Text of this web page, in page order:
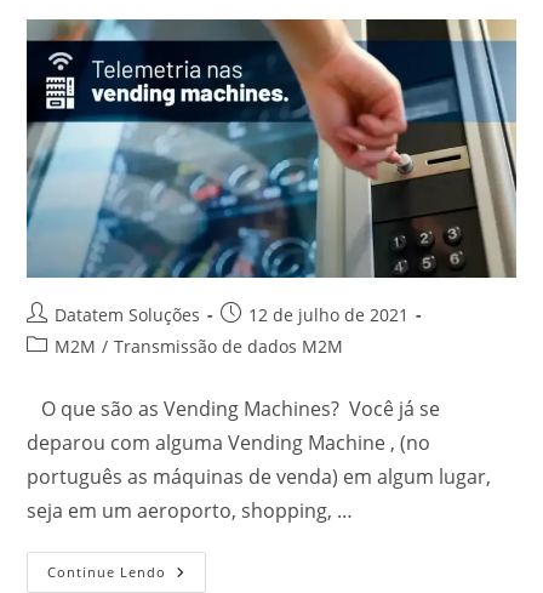
Datatem Soluções
12 de julho de 2021
M2M / Transmissão de dados M2M
O que são as Vending Machines? Você já se
deparou com alguma Vending Machine , (no
português as máquinas de venda) em algum lugar,
seja em um aeroporto, shopping, …
Continue Lendo